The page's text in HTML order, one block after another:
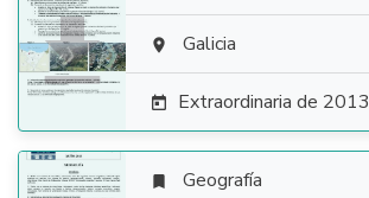
  Galicia
 Extraordinaria de 2013
 Geografía